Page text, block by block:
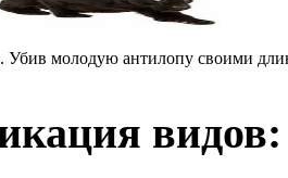
Убив молодую антилопу своими
видов: